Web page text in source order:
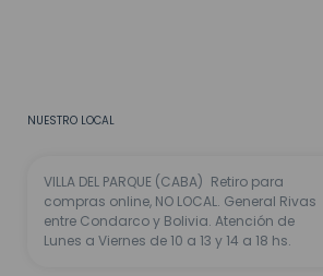
NUESTRO LOCAL
VILLA DEL PARQUE (CABA) Retiro para
compras online, NO LOCAL. General Rivas
entre Condarco y Bolivia. Atención de
Lunes a Viernes de 10 a 13 y 14 a 18 hs.